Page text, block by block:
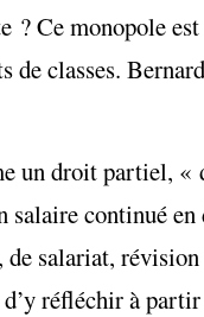
? Ce monopole
de classes.
un droit partiel, «
salaire continué
salariat,
réfléchir à